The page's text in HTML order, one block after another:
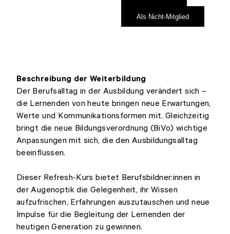
Als Nicht-Mitglied
Beschreibung der Weiterbildung
Der Berufsalltag in der Ausbildung verändert sich –
die Lernenden von heute bringen neue Erwartungen,
Werte und Kommunikationsformen mit. Gleichzeitig
bringt die neue Bildungsverordnung (BiVo) wichtige
Anpassungen mit sich, die den Ausbildungsalltag
beeinflussen.
Dieser Refresh-Kurs bietet Berufsbildner:innen in
der Augenoptik die Gelegenheit, ihr Wissen
aufzufrischen, Erfahrungen auszutauschen und neue
Impulse für die Begleitung der Lernenden der
heutigen Generation zu gewinnen.